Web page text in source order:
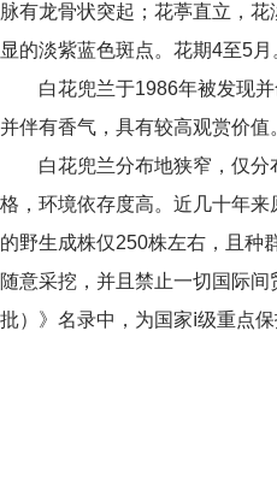
脉有龙骨状突起； 花葶直立，花
显的淡紫蓝色斑点。 花期4至5月
白花兜兰于1986年被发现
并伴有香气，具有较高观赏价值
白花兜兰分布地狭窄，仅
格，环境依存度高。近几十年
的野生成株仅250株左右，且种
随意采挖，并且禁止一切国际
批）》名录中，为国家ⅰ级重点保